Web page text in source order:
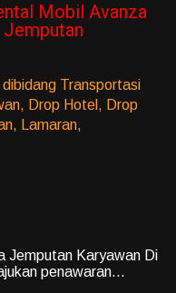
Mobil Avanza
Jemputan
Transportasi
Drop Hotel, Drop
Lamaran,
Jemputan Karyawan Di
penawaran...